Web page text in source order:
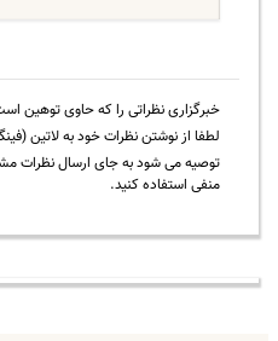
خبرگزاری نظراتی را که حاوی توهین
لطفا از نوشتن نظرات خود به لاتین
توصیه می شود به جای ارسال نظرات
منفی استفاده کنید.